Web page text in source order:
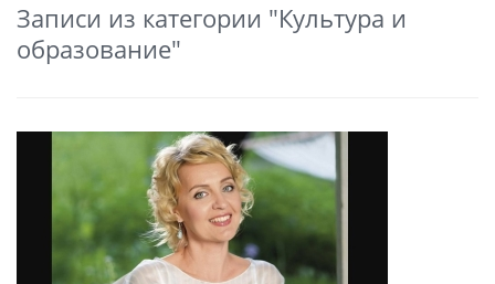
Записи из категории "Культура и
образование"